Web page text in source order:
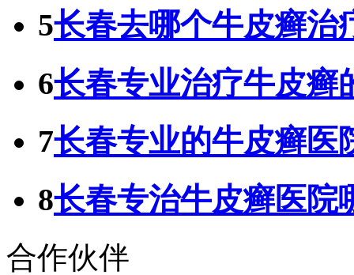
5长春去哪个牛皮癣治
6长春专业治疗牛皮癣
7长春专业的牛皮癣医
8长春专治牛皮癣医院
合作伙伴